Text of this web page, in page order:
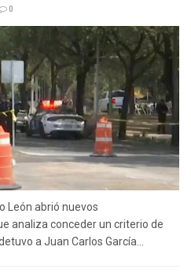
0
León abrió nuevos
analiza conceder un criterio de
a Juan Carlos García...